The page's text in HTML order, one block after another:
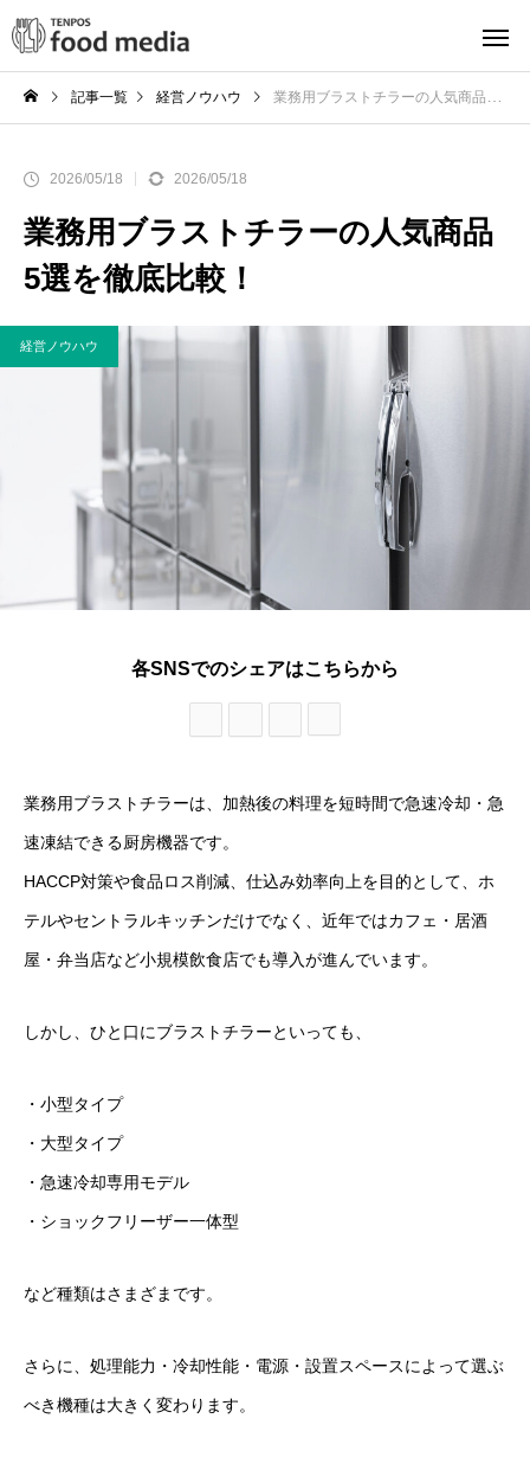
記事一覧 経営ノウハウ 業務用ブラストチラーの人気商品5選を徹底比較！
2026/05/18 2026/05/18
業務用ブラストチラーの人気商品
5選を徹底比較！
経営ノウハウ
各SNSでのシェアはこちらから
業務用ブラストチラーは、加熱後の料理を短時間で急速冷却・急
速凍結できる厨房機器です。
HACCP対策や食品ロス削減、仕込み効率向上を目的として、ホ
テルやセントラルキッチンだけでなく、近年ではカフェ・居酒
屋・弁当店など小規模飲食店でも導入が進んでいます。
しかし、ひと口にブラストチラーといっても、
・小型タイプ
・大型タイプ
・急速冷却専用モデル
・ショックフリーザー一体型
など種類はさまざまです。
さらに、処理能力・冷却性能・電源・設置スペースによって選ぶ
べき機種は大きく変わります。